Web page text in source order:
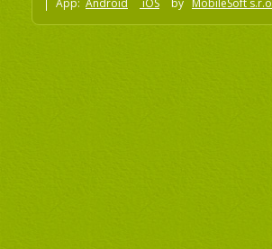
App: Android iOS by MobileSoft s.r.o